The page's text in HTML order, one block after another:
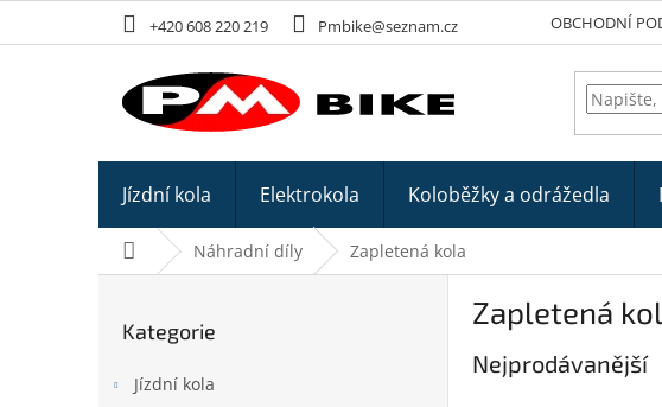
+420 608 220 219 Pmbike@seznam.cz OBCHODNÍ
Jízdní kola Elektrokola Koloběžky a odrážedla
Domů Náhradní díly Zapletená kola
Přeskočit
Kategorie
Jízdní kola
Zapletená
Nejprodávanější